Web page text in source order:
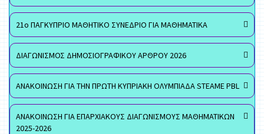
21ο ΠΑΓΚΥΠΡΙΟ ΜΑΘΗΤΙΚΟ ΣΥΝΕΔΡΙΟ ΓΙΑ ΜΑΘΗΜΑΤΙΚΑ
ΔΙΑΓΩΝΙΣΜΟΣ ΔΗΜΟΣΙΟΓΡΑΦΙΚΟΥ ΑΡΘΡΟΥ 2026
ΑΝΑΚΟΙΝΩΣΗ ΓΙΑ ΤΗΝ ΠΡΩΤΗ ΚΥΠΡΙΑΚΗ ΟΛΥΜΠΙΑΔΑ STEAME PBL
ΑΝΑΚΟΙΝΩΣΗ ΓΙΑ ΕΠΑΡΧΙΑΚΟΥΣ ΔΙΑΓΩΝΙΣΜΟΥΣ ΜΑΘΗΜΑΤΙΚΩΝ
2025-2026